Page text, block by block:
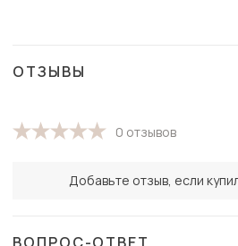
ОТЗЫВЫ
0 отзывов
Добавьте отзыв, если